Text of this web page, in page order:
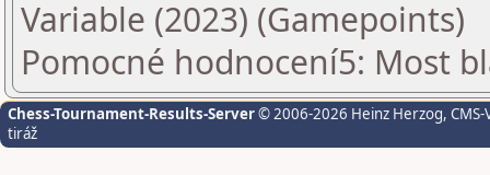
Variable (2023) (Gamepoints)
Pomocné hodnocení5: Most
Chess-Tournament-Results-Server© 2006-2026 Heinz Herzog,
tiráž